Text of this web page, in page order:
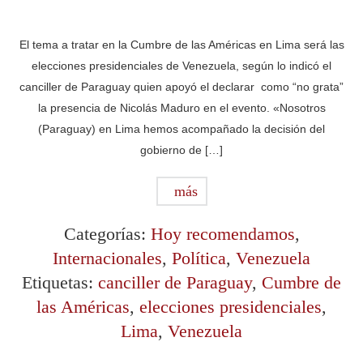
El tema a tratar en la Cumbre de las Américas en Lima será las
elecciones presidenciales de Venezuela, según lo indicó el
canciller de Paraguay quien apoyó el declarar como “no grata”
la presencia de Nicolás Maduro en el evento. «Nosotros
(Paraguay) en Lima hemos acompañado la decisión del
gobierno de […]
más
Categorías: Hoy recomendamos,
Internacionales, Política, Venezuela
Etiquetas: canciller de Paraguay, Cumbre de
las Américas, elecciones presidenciales,
Lima, Venezuela